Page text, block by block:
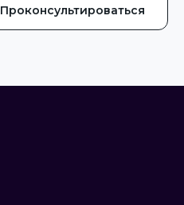
Проконсультироваться